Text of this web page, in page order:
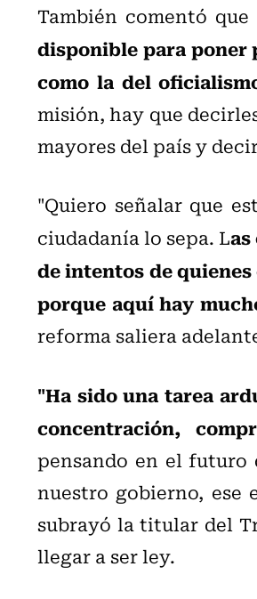
También comentó que
disponible para poner
como la del
misión, hay que
mayores del país y
"Quiero señalar que
ciudadanía lo sepa. L
de intentos de
porque aquí hay
reforma saliera
"Ha sido una tarea
concentración,
pensando en el futuro
nuestro gobierno, ese
subrayó la titular del
llegar a ser ley.